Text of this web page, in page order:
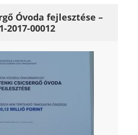
Óvoda fejlesztése –
2017-00012